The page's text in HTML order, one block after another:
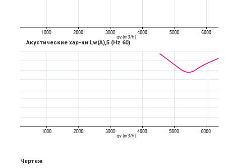
Акустические хар-ки Lw(A),5 (Hz 60)
Чертеж